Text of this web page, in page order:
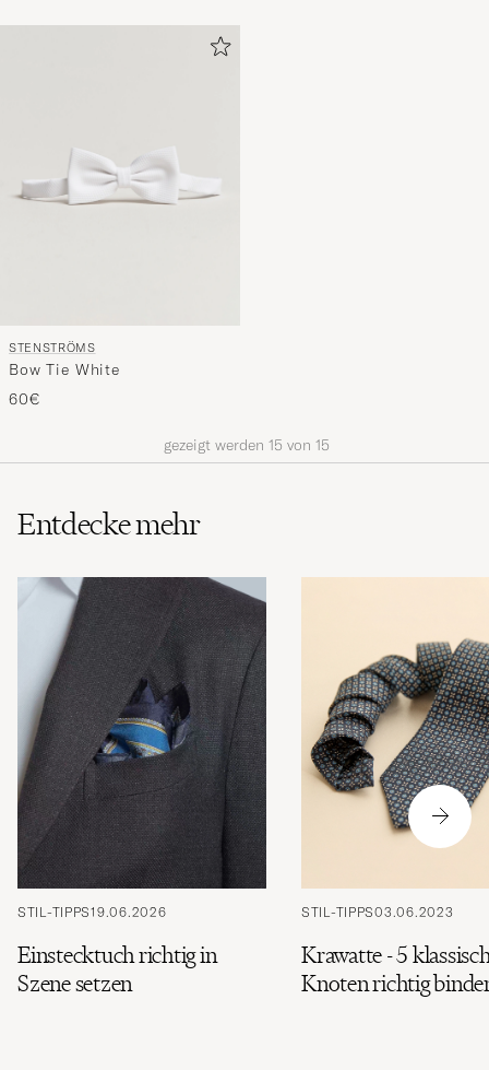
STENSTRÖMS
Bow Tie White
60€
gezeigt werden 15 von 15
Entdecke mehr
STIL-TIPPS19.06.2026
Einstecktuch richtig in
Szene setzen
STIL-TIPPS03.06.2023
Krawatte - 5
Knoten richtig